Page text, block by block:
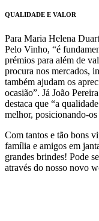
QUALIDADE E VALOR
Para Maria Helena
Pelo Vinho, “é
prémios para além de
procura nos mercados,
também ajudam os
ocasião”. Já João
destaca que “a
melhor, posicionando-
Com tantos e tão bons
família e amigos em
grandes brindes! Pode
através do nosso novo